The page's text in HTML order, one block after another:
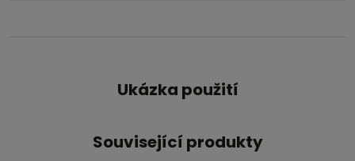
Ukázka použití
Související produkty